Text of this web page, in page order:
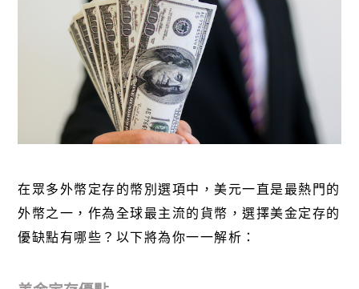
在眾多外幣定存的幣別選項中，美元一直是最熱門的
外幣之一，作為全球最主流的貨幣，選擇美金定存的
優缺點有哪些？以下將為你一一解析：